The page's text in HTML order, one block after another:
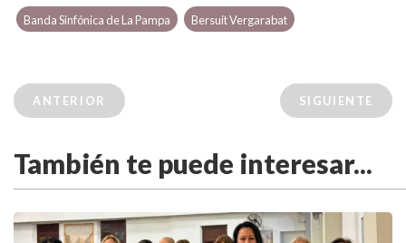
Banda Sinfónica de La Pampa Bersuit Vergarabat
ANTERIOR SIGUIENTE
También te puede interesar...